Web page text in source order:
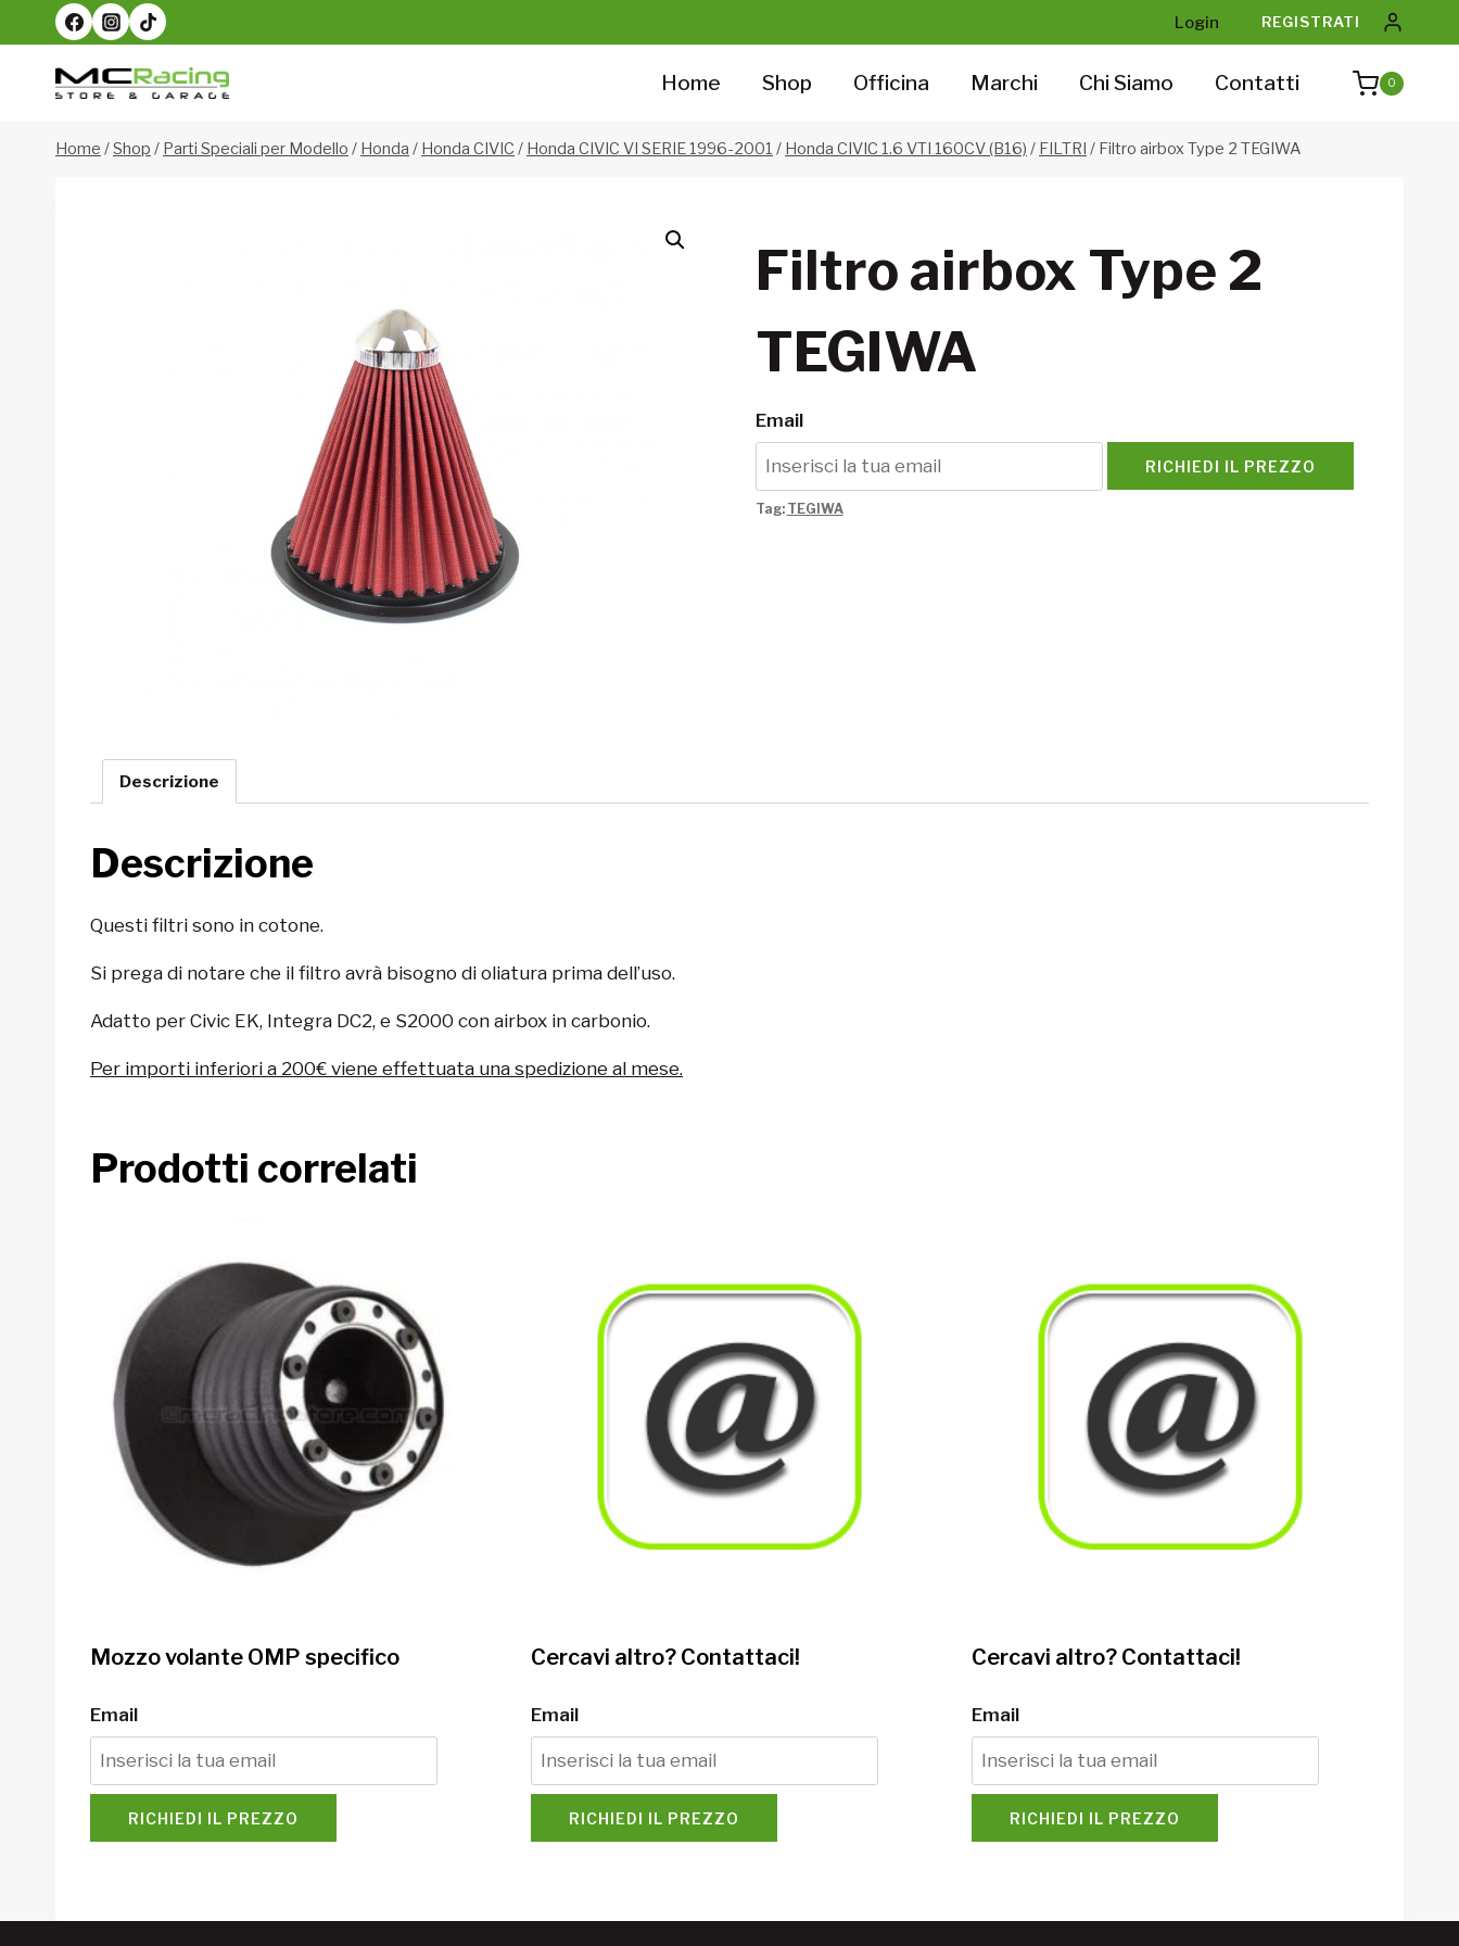
al
contenuto
Login REGISTRATI
Home Shop Officina Marchi Chi Siamo Contatti 0
Home /Shop / Parti Speciali per Modello / Honda / Honda CIVIC / Honda CIVIC VI SERIE 1996-2001 / Honda CIVIC 1.6 VTI 160CV (B16) / FILTRI / Filtro airbox Type 2 TEGIWA
Filtro airbox Type 2
TEGIWA
Email
RICHIEDI IL PREZZO
Tag: TEGIWA
Descrizione
Descrizione
Questi filtri sono in cotone.
Si prega di notare che il filtro avrà bisogno di oliatura prima dell’uso.
Adatto per Civic EK, Integra DC2, e S2000 con airbox in carbonio.
Per importi inferiori a 200€ viene effettuata una spedizione al mese.
Prodotti correlati
Mozzo volante OMP specifico
Email
RICHIEDI IL PREZZO
Cercavi altro? Contattaci!
Email
RICHIEDI IL PREZZO
Cercavi altro? Contattaci!
Email
RICHIEDI IL PREZZO